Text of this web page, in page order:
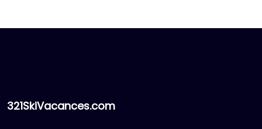
321SkiVacances.com